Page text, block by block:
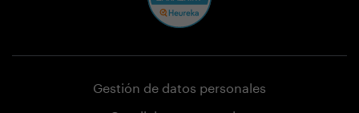
Gestión de datos personales